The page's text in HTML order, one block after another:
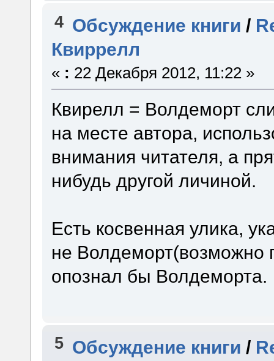
4 Обсуждение книги /
Квиррелл
« : 22 Декабря 2012, 11:22 »
Квирелл = Волдеморт
на месте автора,
внимания читателя, а
нибудь другой личиной.
Есть косвенная улика,
не Волдеморт(возможно
опознал бы Волдеморта.
5 Обсуждение книги /